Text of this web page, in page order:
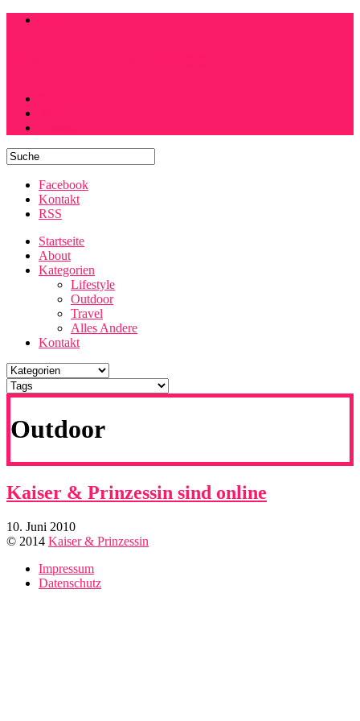
Facebook
Kontakt
RSS
Startseite
About
Kategorien
Lifestyle
Outdoor
Travel
Alles Andere
Kontakt
Outdoor
Kaiser & Prinzessin sind online
10. Juni 2010
© 2014 Kaiser & Prinzessin
Impressum
Datenschutz